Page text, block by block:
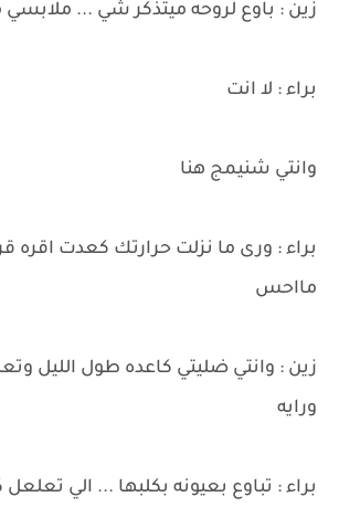
زين : باوع لروحه ميتذكر شي ... ملابسي
براء : لا انت
وانتي شنيمج هنا
براء : ورى ما نزلت حرارتك كعدت اقره
مااحس
زين : وانتي ضليتي كاعده طول الليل
ورايه
براء : تباوع بعيونه بكلبها ... الي